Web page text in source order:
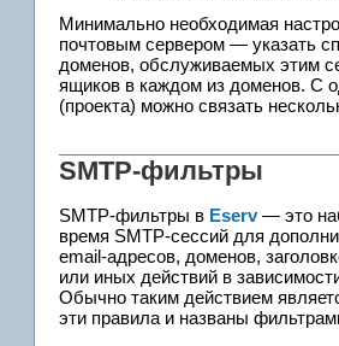
Минимально необходимая
почтовым сервером — указать
доменов, обслуживаемых этим
ящиков в каждом из доменов. С
(проекта) можно связать
SMTP-фильтры
SMTP-фильтры в Eserv— это
время SMTP-сессий для
email-адресов, доменов,
или иных действий в
Обычно таким действием
эти правила и названы